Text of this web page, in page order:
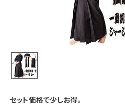
セット価格で少しお得。